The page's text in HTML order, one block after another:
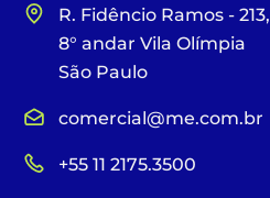
R. Fidêncio Ramos - 213,
8° andar Vila Olímpia
São Paulo
comercial@me.com.br
+55 11 2175.3500